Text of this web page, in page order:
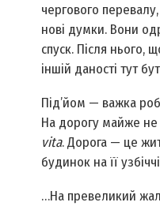
чергового
нові думки. Вони
спуск. Після нього,
іншій даності тут
Під’йом — важка
На дорогу майже не
vita. Дорога — це
будинок на її
…На превеликий